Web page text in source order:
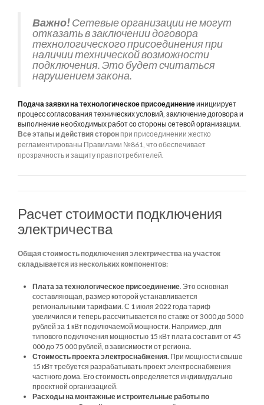
Важно!Сетевые организации не могут
отказать в заключении договора
технологического присоединения при
наличии технической возможности
подключения. Это будет считаться
нарушением закона.
Подача заявки на технологическое присоединениеинициирует
процесс согласования технических условий, заключение договора и
выполнение необходимых работ со стороны сетевой организации.
Все этапы и действия сторон при присоединении жестко
регламентированы Правилами №861, что обеспечивает
прозрачность и защиту прав потребителей.
Расчет стоимости подключения
электричества
Общая стоимость подключения электричества на участок
складывается из нескольких компонентов:
Плата за технологическое присоединение. Это основная
составляющая, размер которой устанавливается
региональными тарифами. С 1 июля 2022 года тариф
увеличился и теперь рассчитывается по ставке от 3000 до 5000
рублей за 1 кВт подключаемой мощности. Например, для
типового подключения мощностью 15 кВт плата составит от 45
000 до 75 000 рублей, в зависимости от региона.
Стоимость проекта электроснабжения. При мощности свыше
15 кВт требуется разрабатывать проект электроснабжения
частного дома. Его стоимость определяется индивидуально
проектной организацией.
Расходы на монтажные и строительные работы по